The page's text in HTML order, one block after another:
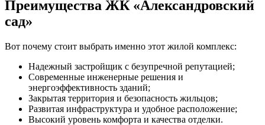
Преимущества ЖК «Александровский
сад»
Вот почему стоит выбрать именно этот жилой комплекс:
Надежный застройщик с безупречной репутацией;
Современные инженерные решения и
энергоэффективность зданий;
Закрытая территория и безопасность жильцов;
Развитая инфраструктура и удобное расположение;
Высокий уровень комфорта и качества отделки.